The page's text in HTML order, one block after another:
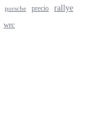
porsche precio rallye
wrc